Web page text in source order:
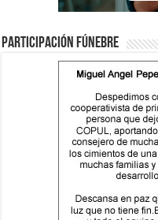
Participación fúnebre